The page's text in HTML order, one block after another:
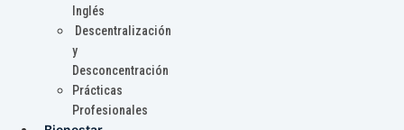
Inglés
Descentralización
y
Desconcentración
Prácticas
Profesionales